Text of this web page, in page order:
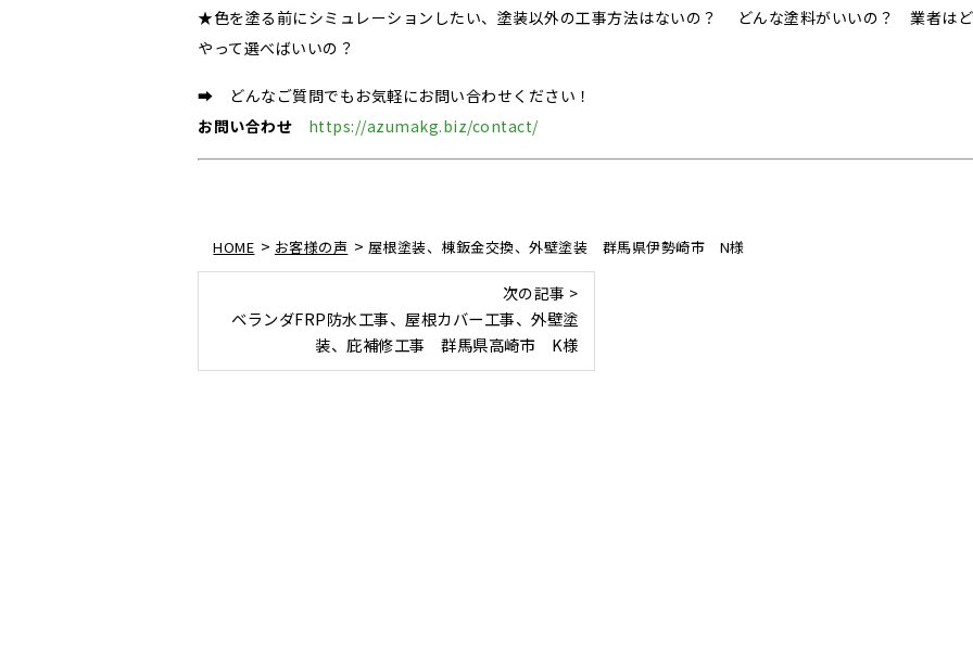
★色を塗る前にシミュレーションしたい、塗装以外の工事方法はないの？ どんな塗料がいいの？ 業者は
やって選べばいいの？
➡ どんなご質問でもお気軽にお問い合わせください！
お問い合わせ
https://azumakg.biz/contact/
HOME > お客様の声 > 屋根塗装、棟鈑金交換、外壁塗装 群馬県伊勢崎市 N様
次の記事 >
ベランダFRP防水工事、屋根カバー工事、外壁塗
装、庇補修工事 群馬県高崎市 K様